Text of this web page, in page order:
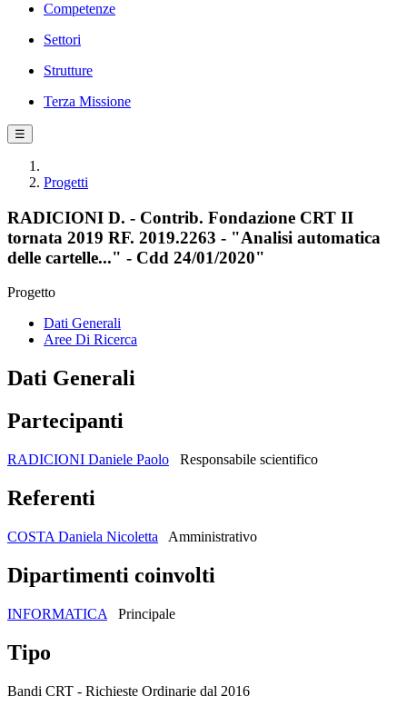
Competenze
Settori
Strutture
Terza Missione
☰
Progetti
RADICIONI D. - Contrib. Fondazione CRT II
tornata 2019 RF. 2019.2263 - "Analisi automatica
delle cartelle..." - Cdd 24/01/2020"
Progetto
Dati Generali
Aree Di Ricerca
Dati Generali
Partecipanti
RADICIONI Daniele Paolo Responsabile scientifico
Referenti
COSTA Daniela Nicoletta Amministrativo
Dipartimenti coinvolti
INFORMATICA Principale
Tipo
Bandi CRT - Richieste Ordinarie dal 2016